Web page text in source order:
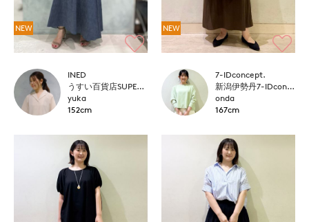
NEW
INED
うすい百貨店SUPERIOR CLOSET
yuka
152cm
NEW
7-IDconcept.
新潟伊勢丹7-IDconcept.
onda
167cm